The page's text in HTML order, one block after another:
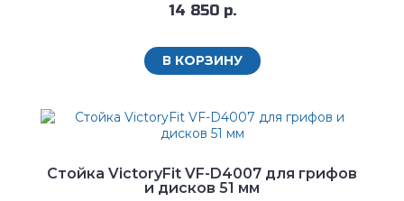
14 850 р.
В КОРЗИНУ
Стойка VictoryFit VF-D4007 для грифов
и дисков 51 мм